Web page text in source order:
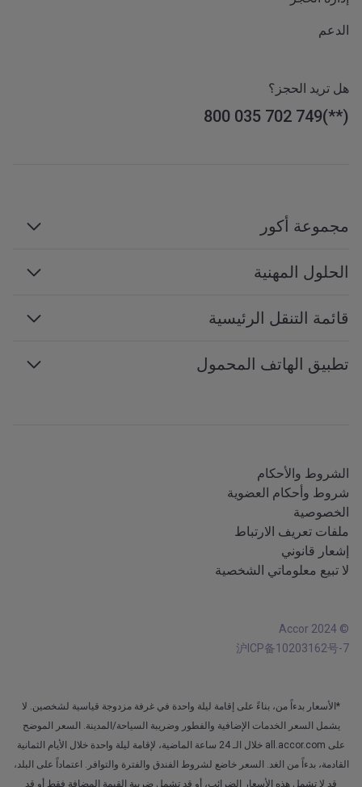
الدعم
هل تريد الحجز؟
800 035 702 749
مجموعة أكور
الوظائف
برنامج الشراكة
الحلول المهنية
محترفي السفر
قائمة التنقل الرئيسية
تطبيق الهاتف المحمول
الشروط والأحكام
شروط وأحكام العضوية
الخصوصية
ملفات تعريف الارتباط
إشعار قانوني
لا تبيع معلوماتي الشخصية
© Accor 2024
沪ICP备10203162号-7
*الأسعار بدءاً من، بناءً على إقامة ليلة واحدة في غرفة مزدوجة قياسية لشخصين. لا
يشمل السعر الخدمات الإضافية والفطور وضريبة السياحة/المدينة. السعر الموضح
على all.accor.com خلال الـ 24 ساعة الماضية، لإقامة ليلة واحدة خلال الأيام الثمانية
القادمة، بدءاً من الغد. السعر خاضع لشروط الفندق والفترة والتوافر. اعتماداً على البلد،
قد لا تشمل هذه الأسعار الضرائب، أو قد تشمل ضريبة القيمة المضافة فقط أو قد